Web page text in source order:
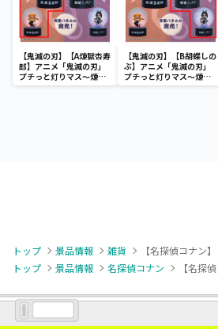
【鬼滅の刃】【A煉獄杏寿
郎】アニメ「鬼滅の刃」
プチっと灯りマス～煉獄
杏寿郎・胡蝶しのぶ～
【鬼滅の刃】【B胡蝶しの
ぶ】アニメ「鬼滅の刃」
プチっと灯りマス～煉獄
杏寿郎・胡蝶しのぶ～
トップ 景品情報 雑貨
トップ
景品情報 名探偵コナン